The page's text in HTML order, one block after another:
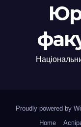
Proudly powered by
Home